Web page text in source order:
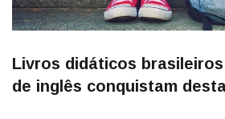
Livros didáticos
de inglês conquistam